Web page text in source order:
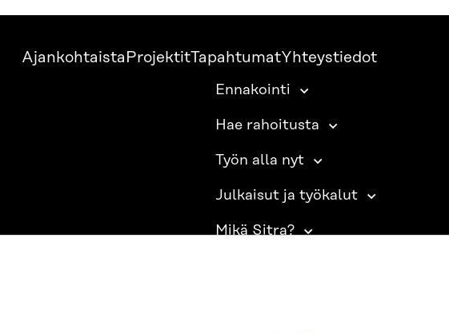
AjankohtaistaProjektitTapahtumatYhteystiedot
Ennakointi
Hae rahoitusta
Työn alla nyt
Julkaisut ja työkalut
Mikä Sitra?